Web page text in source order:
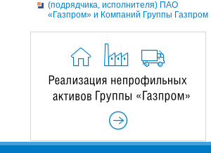
(подрядчика, исполнителя) ПАО
«Газпром» и Компаний Группы Газпром